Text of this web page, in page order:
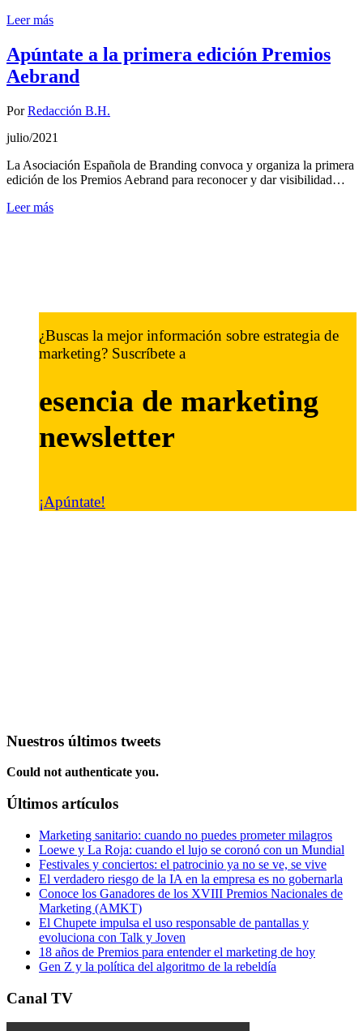
Leer más
Apúntate a la primera edición Premios
Aebrand
PorRedacción B.H.
julio/2021
La Asociación Española de Branding convoca y organiza la primera
edición de los Premios Aebrand para reconocer y dar visibilidad…
Leer más
¿Buscas la mejor información sobre estrategia de
marketing? Suscríbete a
esencia de marketing
newsletter
¡Apúntate!
Nuestros últimos tweets
Could not authenticate you.
Últimos artículos
Marketing sanitario: cuando no puedes prometer milagros
Loewe y La Roja: cuando el lujo se coronó con un Mundial
Festivales y conciertos: el patrocinio ya no se ve, se vive
El verdadero riesgo de la IA en la empresa es no gobernarla
Conoce los Ganadores de los XVIII Premios Nacionales de
Marketing (AMKT)
El Chupete impulsa el uso responsable de pantallas y
evoluciona con Talk y Joven
18 años de Premios para entender el marketing de hoy
Gen Z y la política del algoritmo de la rebeldía
Canal TV